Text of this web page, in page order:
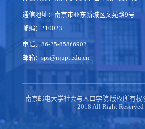
通信地址：南京市亚东新城区文苑路9号
邮编：210023
电话：86-25-85866902
邮箱：sps@njupt.edu.cn
南京邮电大学社会与人口学院 版权所有权
2018 All Right Reserved